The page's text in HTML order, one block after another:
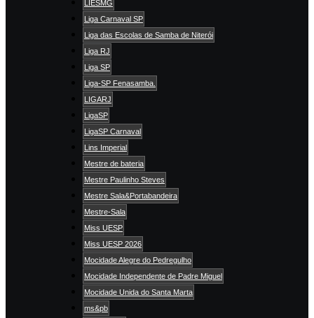
LIESMG
Liga Carnaval SP
Liga das Escolas de Samba de Niterói
Liga RJ
Liga SP
Liga-SP Fenasamba.
LIGARJ
LigaSP
LigaSP Carnaval
Lins Imperial
Mestre de bateria
Mestre Paulinho Steves
Mestre Sala&Portabandeira
Mestre-Sala
Miss UESP
Miss UESP 2026
Mocidade Alegre do Pedregulho
Mocidade Independente de Padre Miguel
Mocidade Unida do Santa Marta
ms&pb